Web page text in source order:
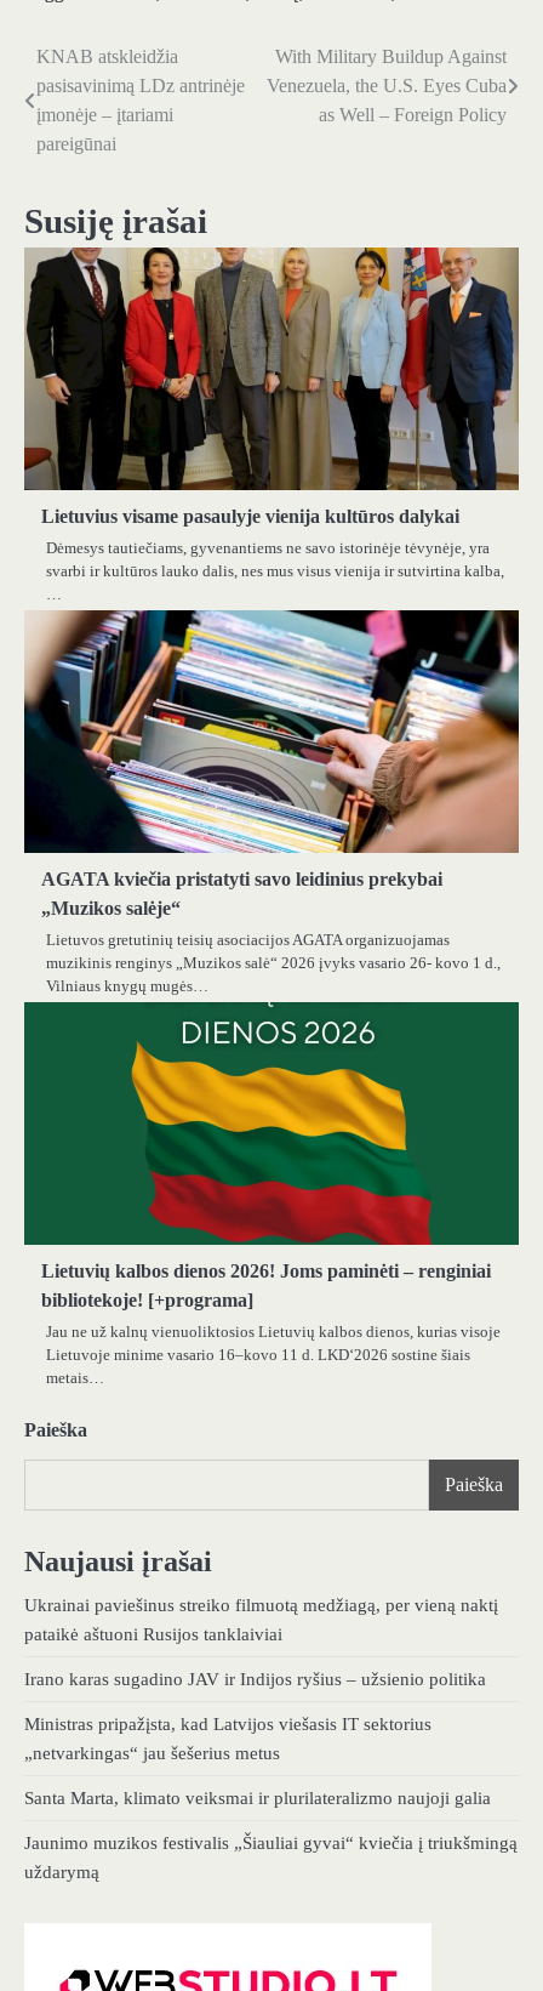
Navigacija
tarp
įrašų
KNAB atskleidžia
pasisavinimą LDz antrinėje
įmonėje – įtariami
pareigūnai
With Military Buildup Against
Venezuela, the U.S. Eyes Cuba
as Well – Foreign Policy
Susiję įrašai
Lietuvius visame pasaulyje vienija kultūros dalykai
Dėmesys tautiečiams, gyvenantiems ne savo istorinėje tėvynėje, yra
svarbi ir kultūros lauko dalis, nes mus visus vienija ir sutvirtina kalba,
…
AGATA kviečia pristatyti savo leidinius prekybai
„Muzikos salėje“
Lietuvos gretutinių teisių asociacijos AGATA organizuojamas
muzikinis renginys „Muzikos salė“ 2026 įvyks vasario 26- kovo 1 d.,
Vilniaus knygų mugės…
Lietuvių kalbos dienos 2026! Joms paminėti – renginiai
bibliotekoje! [+programa]
Jau ne už kalnų vienuoliktosios Lietuvių kalbos dienos, kurias visoje
Lietuvoje minime vasario 16–kovo 11 d. LKD‘2026 sostine šiais
metais…
Paieška
Paieška
Naujausi įrašai
Ukrainai paviešinus streiko filmuotą medžiagą, per vieną naktį
pataikė aštuoni Rusijos tanklaiviai
Irano karas sugadino JAV ir Indijos ryšius – užsienio politika
Ministras pripažįsta, kad Latvijos viešasis IT sektorius
„netvarkingas“ jau šešerius metus
Santa Marta, klimato veiksmai ir plurilateralizmo naujoji galia
Jaunimo muzikos festivalis „Šiauliai gyvai“ kviečia į triukšmingą
uždarymą